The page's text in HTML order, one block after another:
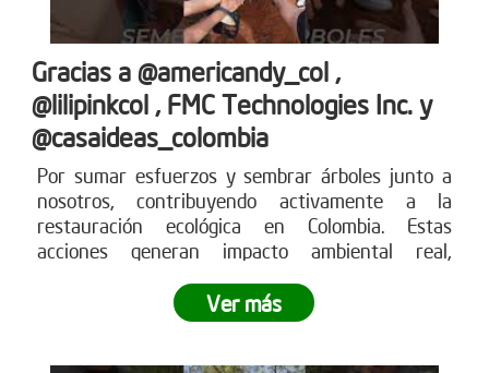
Gracias a @americandy_col ,
@lilipinkcol , FMC Technologies Inc. y
@casaideas_colombia
Por sumar esfuerzos y sembrar árboles junto a
nosotros, contribuyendo activamente a la
restauración ecológica en Colombia. Estas
acciones generan impacto ambiental real,
compromiso empresarial puede transformar el
¿Tu empresa también quiere ser parte
Ver más